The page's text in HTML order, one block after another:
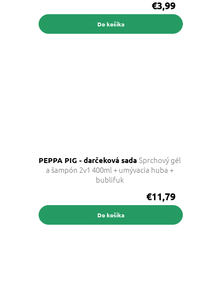
€3,99
Do košíka
PEPPA PIG - darčeková sada Sprchový gél
a šampón 2v1 400ml + umývacia huba +
bublifuk
€11,79
Do košíka